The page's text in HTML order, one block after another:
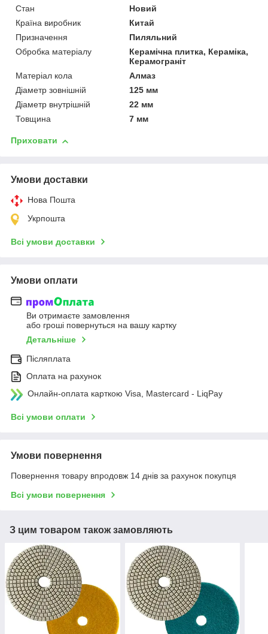
Стан
Новий
Країна виробник
Китай
Призначення
Пиляльний
Обробка матеріалу
Керамічна плитка, Кераміка,
Керамограніт
Матеріал кола
Алмаз
Діаметр зовнішній
125 мм
Діаметр внутрішній
22 мм
Товщина
7 мм
Приховати
Умови доставки
Нова Пошта
Укрпошта
Всі умови доставки
Умови оплати
Ви отримаєте замовлення
або гроші повернуться на вашу картку
Детальніше
Післяплата
Оплата на рахунок
Онлайн-оплата карткою Visa, Mastercard - LiqPay
Всі умови оплати
Умови повернення
Повернення товару впродовж 14 днів за рахунок покупця
Всі умови повернення
З цим товаром також замовляють